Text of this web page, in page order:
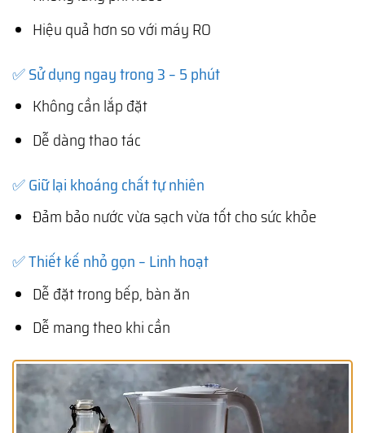
Hiệu quả hơn so với máy RO
✅ Sử dụng ngay trong 3 – 5 phút
Không cần lắp đặt
Dễ dàng thao tác
✅ Giữ lại khoáng chất tự nhiên
Đảm bảo nước vừa sạch vừa tốt cho sức khỏe
✅ Thiết kế nhỏ gọn – Linh hoạt
Dễ đặt trong bếp, bàn ăn
Dễ mang theo khi cần